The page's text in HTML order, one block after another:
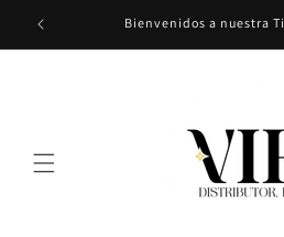
directamente
al contenido
Bienvenidos a nuestra